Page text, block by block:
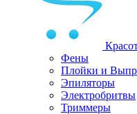
Фены
Плойки и
Эпиляторы
Электробритвы
Триммеры